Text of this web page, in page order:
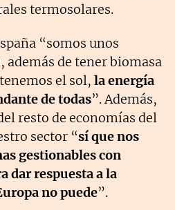
termosolares.
“somos unos
de tener biomasa
el sol, la energía
de todas”. Además,
resto de economías del
sector “sí que nos
gestionables con
dar respuesta a la
no puede”.